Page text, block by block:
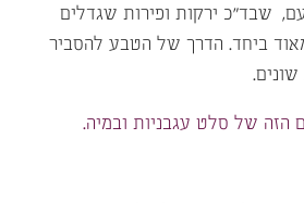
שבד”כ ירקות ופירות שגדלים
ביחד. הדרך של הטבע להסביר
הזה של סלט עגבניות ובמיה.